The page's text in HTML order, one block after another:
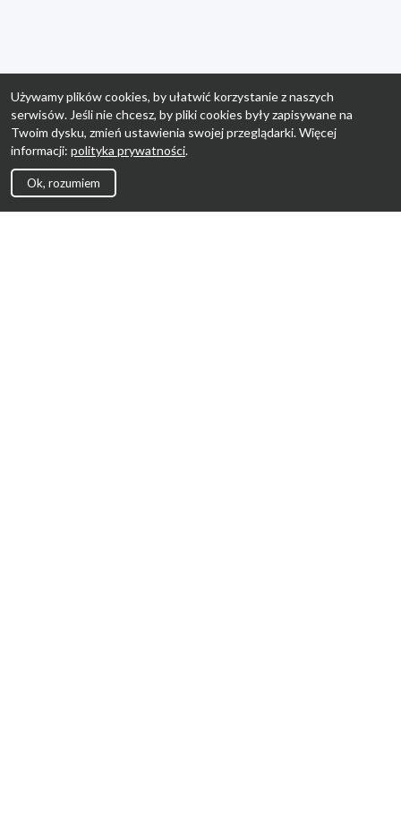
Używamy plików cookies, by ułatwić korzystanie z naszych
serwisów. Jeśli nie chcesz, by pliki cookies były zapisywane na
Twoim dysku, zmień ustawienia swojej przeglądarki. Więcej
informacji: polityka prywatności.
Ok, rozumiem